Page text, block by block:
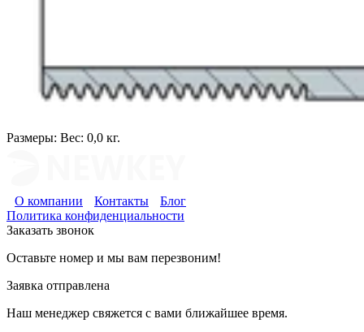
Размеры: Вес: 0,0 кг.
О компании Контакты
Блог
Политика конфиденциальности
Заказать звонок
Оставьте номер и мы вам перезвоним!
Заявка отправлена
Наш менеджер свяжется с вами ближайшее время.